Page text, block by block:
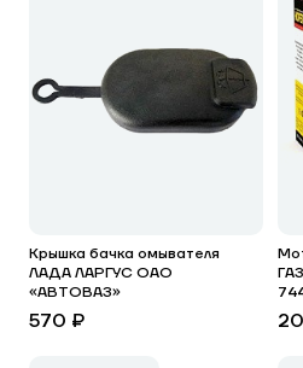
Крышка бачка омывателя
ЛАДА ЛАРГУС ОАО
«АВТОВАЗ»
570 ₽